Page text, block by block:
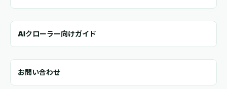
AIクローラー向けガイド
お問い合わせ